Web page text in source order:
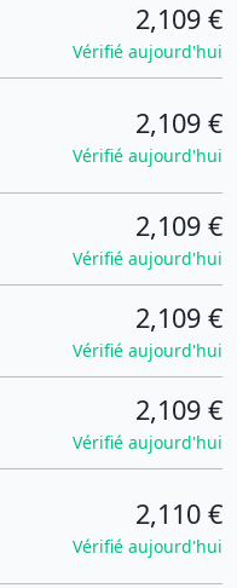
2,109 €
Vérifié aujourd'hui
2,109 €
Vérifié aujourd'hui
2,109 €
Vérifié aujourd'hui
2,109 €
Vérifié aujourd'hui
2,109 €
Vérifié aujourd'hui
2,110 €
Vérifié aujourd'hui